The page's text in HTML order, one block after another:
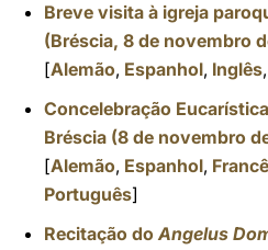
Breve visita à igreja
(Bréscia, 8 de novembro
[Alemão, Espanhol, Inglês,
Concelebração
Bréscia (8 de novembro
[Alemão, Espanhol,
Português]
Recitação doAngelus